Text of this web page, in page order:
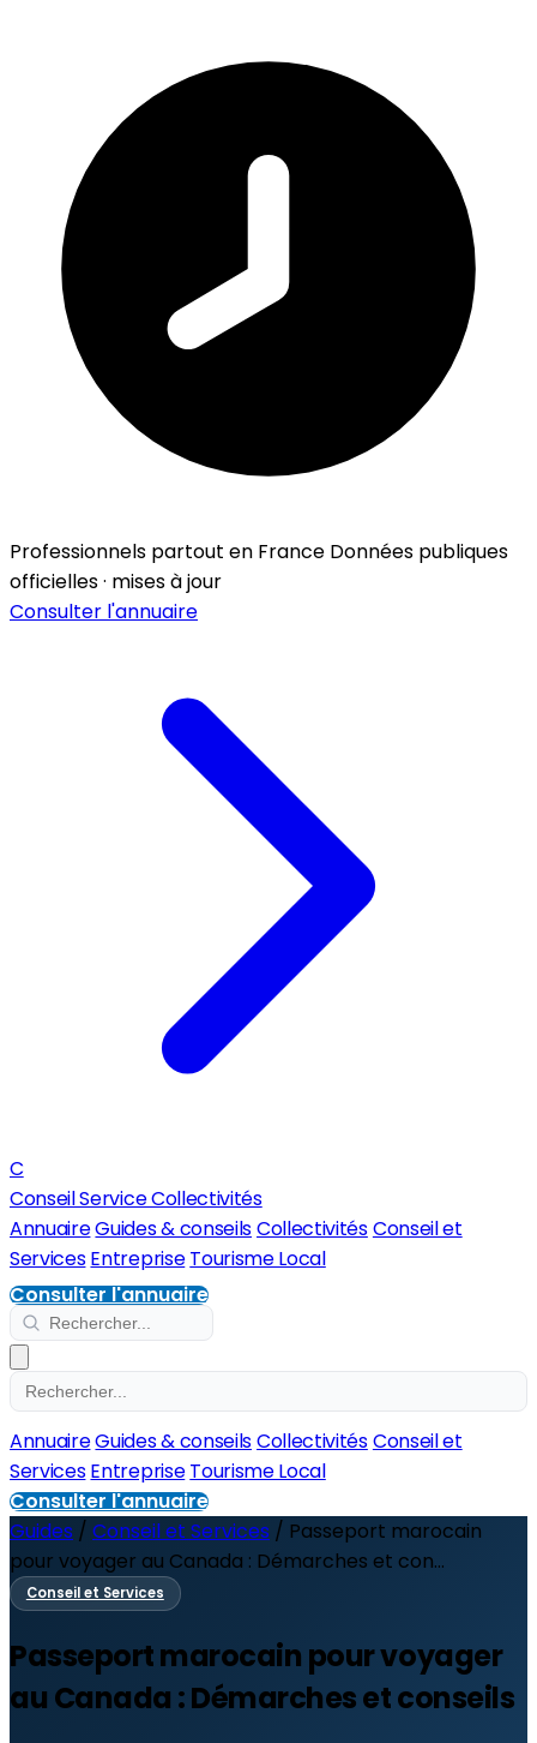
Professionnels partout en France Données publiques
officielles · mises à jour
Consulter l'annuaire
C
Conseil Service Collectivités
AnnuaireGuides & conseilsCollectivitésConseil et
ServicesEntreprise Tourisme Local
Consulter l'annuaire
AnnuaireGuides & conseilsCollectivitésConseil et
ServicesEntreprise Tourisme Local
Consulter l'annuaire
Guides / Conseil et Services / Passeport marocain
pour voyager au Canada : Démarches et con...
Conseil et Services
Passeport marocain pour voyager
au Canada : Démarches et conseils